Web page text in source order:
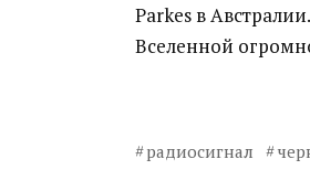
Parkes в
Вселенной
радиосигнал